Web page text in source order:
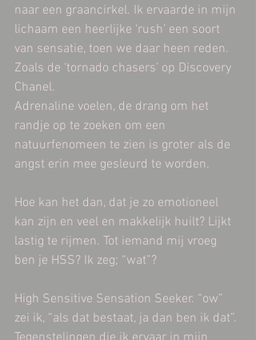
naar een graancirkel. Ik ervaarde in mijn
lichaam een heerlijke ‘rush’ een soort
van sensatie, toen we daar heen reden.
Zoals de ‘tornado chasers’ op Discovery
Chanel.
Adrenaline voelen, de drang om het
randje op te zoeken om een
natuurfenomeen te zien is groter als de
angst erin mee gesleurd te worden.
Hoe kan het dan, dat je zo emotioneel
kan zijn en veel en makkelijk huilt? Lijkt
lastig te rijmen. Tot iemand mij vroeg
ben je HSS? Ik zeg; “wat”?
High Sensitive Sensation Seeker. “ow”
zei ik, “als dat bestaat, ja dan ben ik dat”.